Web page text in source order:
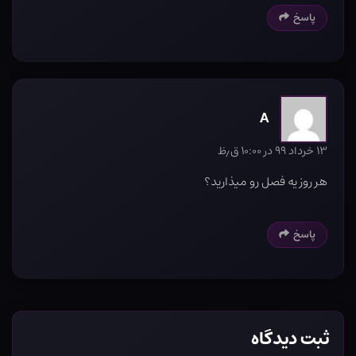
پاسخ
A
۱۳ خرداد ۹۹ در ۱۰:۰۰ ق٫ظ
هر روز یه فصل رو میذارید؟
پاسخ
ثبت دیدگاه